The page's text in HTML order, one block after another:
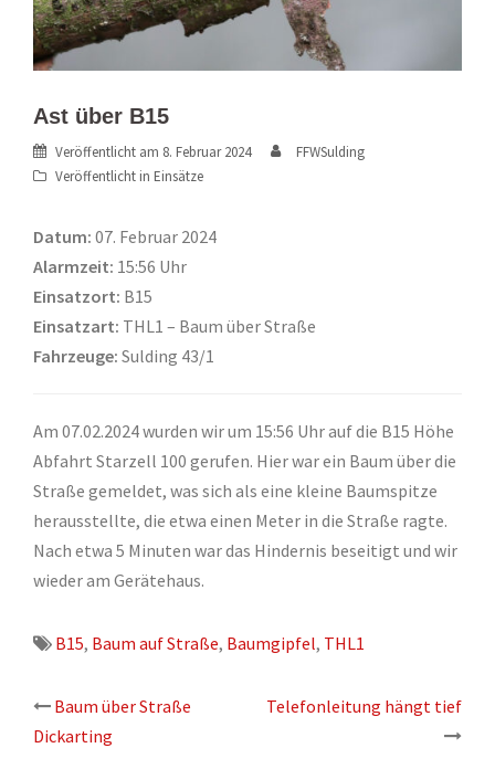
Ast über B15
Veröffentlicht am 8. Februar 2024
FFWSulding
Veröffentlicht in Einsätze
Datum: 07. Februar 2024
Alarmzeit: 15:56 Uhr
Einsatzort: B15
Einsatzart: THL1 – Baum über Straße
Fahrzeuge: Sulding 43/1
Am 07.02.2024 wurden wir um 15:56 Uhr auf die B15 Höhe
Abfahrt Starzell 100 gerufen. Hier war ein Baum über die
Straße gemeldet, was sich als eine kleine Baumspitze
herausstellte, die etwa einen Meter in die Straße ragte.
Nach etwa 5 Minuten war das Hindernis beseitigt und wir
wieder am Gerätehaus.
B15, Baum auf Straße, Baumgipfel, THL1
Beitrags-
Baum über Straße
Dickarting
Telefonleitung hängt tief